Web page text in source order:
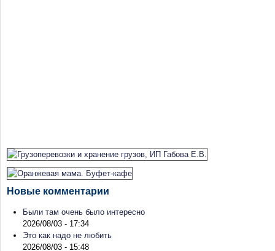
Новые комментарии
Были там очень было интересно
2026/08/03 - 17:34
Это как надо не любить
2026/08/03 - 15:48